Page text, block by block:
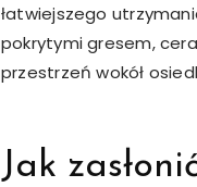
łatwiejszego
pokrytymi gresem,
przestrzeń wokół
Jak